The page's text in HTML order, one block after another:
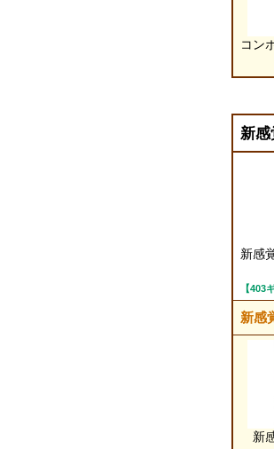
コン
新感
新感
【403
新感
新